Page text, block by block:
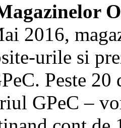
2016,
urile si
Peste
GPeC –